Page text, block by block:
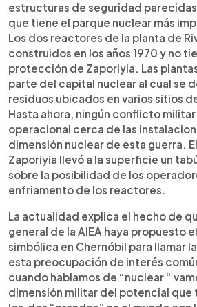
estructuras de seguridad parecidas
que tiene el parque nuclear más
Los dos reactores de la planta de
construidos en los años 1970 y no
protección de Zaporiyia. Las
parte del capital nuclear al cual se
residuos ubicados en varios sitios
Hasta ahora, ningún conflicto
operacional cerca de las
dimensión nuclear de esta guerra.
Zaporiyia llevó a la superficie un
sobre la posibilidad de los
enfriamento de los reactores.
La actualidad explica el hecho de
general de la AIEA haya propuesto
simbólica en Chernóbil para llamar
esta preocupación de interés
cuando hablamos de “nuclear “
dimensión militar del potencial que